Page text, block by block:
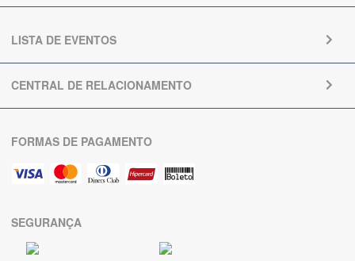
LISTA DE EVENTOS
CENTRAL DE RELACIONAMENTO
FORMAS DE PAGAMENTO
SEGURANÇA